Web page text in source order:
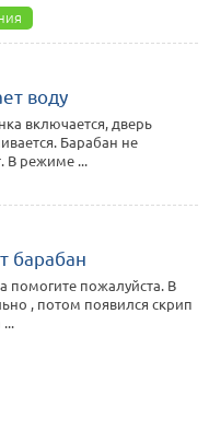
воду
включается, дверь
Барабан не
В режиме ...
барабан
помогите пожалуйста. В
, потом появился скрип